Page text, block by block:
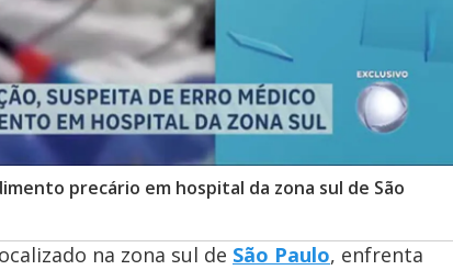
precário em hospital da zona sul de São
na zona sul de São Paulo, enfrenta